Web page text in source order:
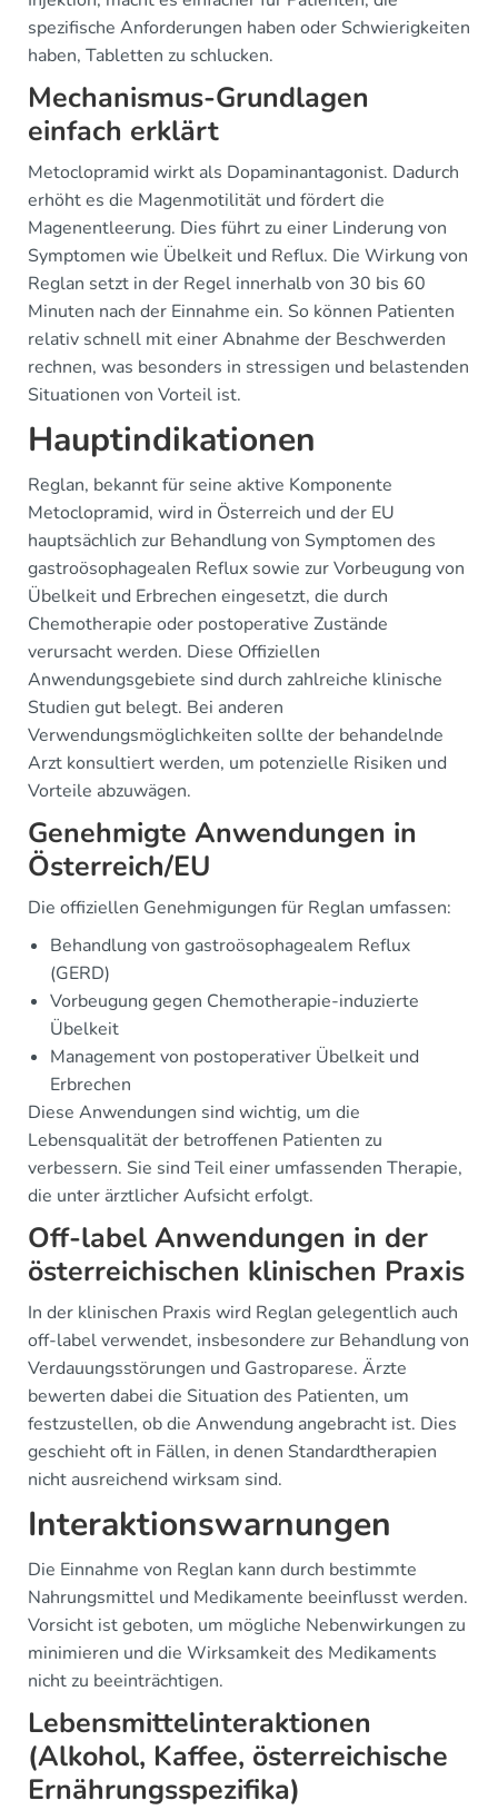
spezifische Anforderungen haben oder Schwierigkeiten
haben, Tabletten zu schlucken.
Mechanismus-Grundlagen
einfach erklärt
Metoclopramid wirkt als Dopaminantagonist. Dadurch
erhöht es die Magenmotilität und fördert die
Magenentleerung. Dies führt zu einer Linderung von
Symptomen wie Übelkeit und Reflux. Die Wirkung von
Reglan setzt in der Regel innerhalb von 30 bis 60
Minuten nach der Einnahme ein. So können Patienten
relativ schnell mit einer Abnahme der Beschwerden
rechnen, was besonders in stressigen und belastenden
Situationen von Vorteil ist.
Hauptindikationen
Reglan, bekannt für seine aktive Komponente
Metoclopramid, wird in Österreich und der EU
hauptsächlich zur Behandlung von Symptomen des
gastroösophagealen Reflux sowie zur Vorbeugung von
Übelkeit und Erbrechen eingesetzt, die durch
Chemotherapie oder postoperative Zustände
verursacht werden. Diese Offiziellen
Anwendungsgebiete sind durch zahlreiche klinische
Studien gut belegt. Bei anderen
Verwendungsmöglichkeiten sollte der behandelnde
Arzt konsultiert werden, um potenzielle Risiken und
Vorteile abzuwägen.
Genehmigte Anwendungen in
Österreich/EU
Die offiziellen Genehmigungen für Reglan umfassen:
Behandlung von gastroösophagealem Reflux
(GERD)
Vorbeugung gegen Chemotherapie-induzierte
Übelkeit
Management von postoperativer Übelkeit und
Erbrechen
Diese Anwendungen sind wichtig, um die
Lebensqualität der betroffenen Patienten zu
verbessern. Sie sind Teil einer umfassenden Therapie,
die unter ärztlicher Aufsicht erfolgt.
Off-label Anwendungen in der
österreichischen klinischen Praxis
In der klinischen Praxis wird Reglan gelegentlich auch
off-label verwendet, insbesondere zur Behandlung von
Verdauungsstörungen und Gastroparese. Ärzte
bewerten dabei die Situation des Patienten, um
festzustellen, ob die Anwendung angebracht ist. Dies
geschieht oft in Fällen, in denen Standardtherapien
nicht ausreichend wirksam sind.
Interaktionswarnungen
Die Einnahme von Reglan kann durch bestimmte
Nahrungsmittel und Medikamente beeinflusst werden.
Vorsicht ist geboten, um mögliche Nebenwirkungen zu
minimieren und die Wirksamkeit des Medikaments
nicht zu beeinträchtigen.
Lebensmittelinteraktionen
(Alkohol, Kaffee, österreichische
Ernährungsspezifika)